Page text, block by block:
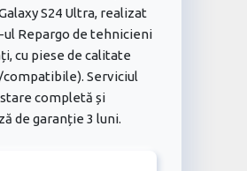
S24 Ultra, realizat
Repargo de tehnicieni
cu piese de calitate
Serviciul
completă și
de garanție 3 luni.